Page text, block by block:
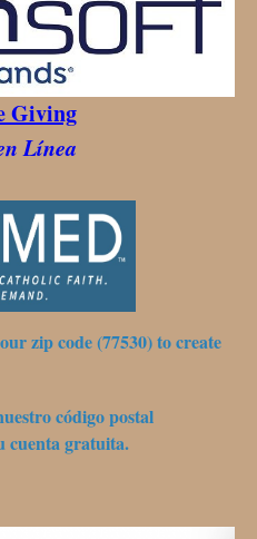
Giving
Línea
zip code (77530) to create
código postal
cuenta gratuita.